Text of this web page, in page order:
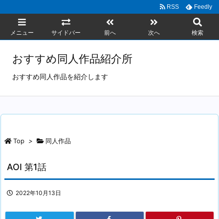
メニュー サイドバー 前へ 次へ 検索
RSS Feedly
おすすめ同人作品紹介所
おすすめ同人作品を紹介します
Top > 同人作品
AOI 第1話
2022年10月13日